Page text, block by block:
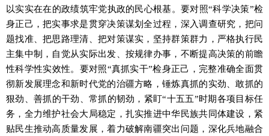
以实实在在的政绩筑牢党执政的民心根基。要对照“科学决策”检
身正己，把实事求是贯穿决策谋划全过程，深入调查研究，把问
题找准、把思路理清、把对策谋实，坚持群策群力，严格执行民
主集中制，自觉从实际出发、按规律办事，不断提高决策的前瞻
性科学性实效性。要对照“真抓实干”检身正己，完整准确全面贯
彻新发展理念和新时代党的治疆方略，锤炼真抓的实劲、敢抓的
狠劲、善抓的干劲、常抓的韧劲，紧盯“十五五”时期各项目标任
务，全力维护社会大局稳定，扎实推进中华民族共同体建设，紧
贴民生推动高质量发展，着力破解南疆突出问题，深化兵地融合